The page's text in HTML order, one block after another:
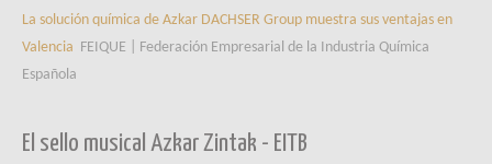
La solución química de Azkar DACHSER Group muestra sus ventajas en
Valencia FEIQUE | Federación Empresarial de la Industria Química
Española
El sello musical Azkar Zintak - EITB